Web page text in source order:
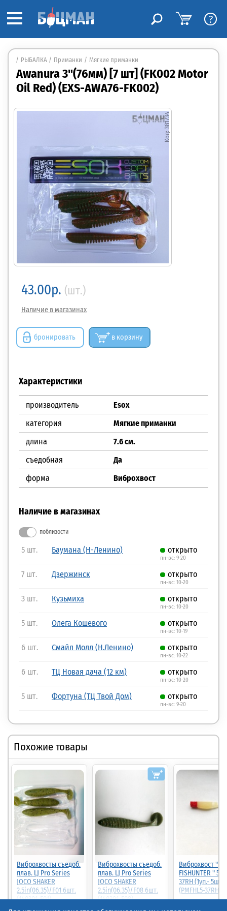
?
РЫБАЛКА Приманки Мягкие приманки
Awanura 3"(76мм) [7 шт] (FK002 Motor
Oil Red) (EXS-AWA76-FK002)
381734
43.00р. (шт.)
Наличие в магазинах
бронировать в корзину
Характеристики
производитель
Esox
категория
Мягкие приманки
длина
7.6 см.
съедобная
Да
форма
Виброхвост
Наличие в магазинах
поблизости
5 шт. Баумана (Н-Ленино) открыто
пн-вс: 9-20
7 шт. Дзержинск открыто
пн-вс: 10-20
3 шт. Кузьмиха открыто
пн-вс: 10-20
5 шт. Олега Кошевого открыто
пн-вс: 10-19
6 шт. Смайл Молл (Н.Ленино) открыто
пн-вс: 10-22
6 шт. ТЦ Новая дача (12 км) открыто
пн-вс: 10-20
5 шт. Фортуна (ТЦ Твой Дом) открыто
пн-вс: 9-20
Похожие товары
Виброхвосты съедоб.
плав. LJ Pro Series
JOCO SHAKER
2.5in(06.35)/F01 6шт.
(140301-F01)
Виброхвосты съедоб.
плав. LJ Pro Series
JOCO SHAKER
2.5in(06.35)/F08 6шт.
(140301-F08)
Виброхвост "
FISHUNTER "
37RH (1уп.- 5шт.)
(PMFHL5-37RH)